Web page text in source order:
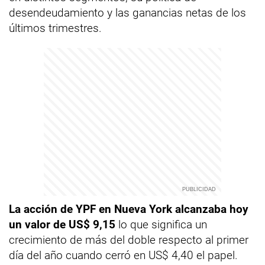
desendeudamiento y las ganancias netas de los
últimos trimestres.
La acción de YPF en Nueva York alcanzaba hoy
un valor de US$ 9,15 lo que significa un
crecimiento de más del doble respecto al primer
día del año cuando cerró en US$ 4,40 el papel.